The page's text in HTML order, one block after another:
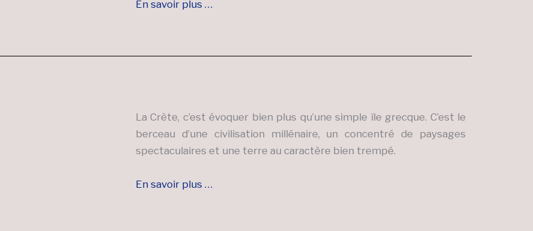
En savoir plus …
La Crète, c’est évoquer bien plus qu’une simple île grecque. C’est le
berceau d’une civilisation millénaire, un concentré de paysages
spectaculaires et une terre au caractère bien trempé.
En savoir plus …